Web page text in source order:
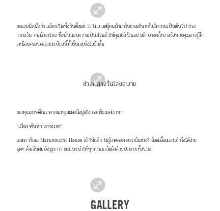
ขอแถมนิดนึงว่า แม้จะเปิดทั้งวันตั้งแต่ 11 โมง แต่ผู้คนมักมากันช่วงเย็นหลังเลิกงานเป็นต้นไป ช่วง
กลางวัน คนมักจะโล่ง ซึ่งนั่นมอบความเป็นส่วนตัวให้คุณได้เป็นอย่างดี บางครั้งบางจังหวะคุณอาจรู้สึก
เหมือนครอบครองระเบียงนี้ทั้งชั้นเลยยังไงยังงั้น
ช่วงกลางวันโล่งสบาย
ของคุณภาพดีในราคาสมเหตุสมผลมีอยู่จริง ขอเพียงแค่เราหา
“เมื่อเราค้นหา เราจะเจอ”
และเราก็เจอ Marunouchi House เข้าให้แล้ว ไม่รู้มาตลอดเลยว่ามันช่างใกล้แค่เอื้อมและเข้าถึงได้ง่าย
สุดๆ ดั่งเส้นผมบังภูเขา เราขอแนะนำให้ทุกท่านมาสัมผัสด้วยประการทั้งปวง
GALLERY